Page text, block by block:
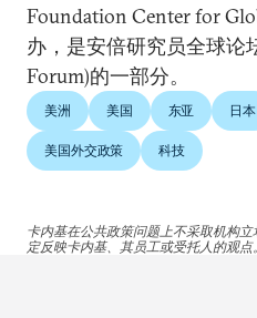
Foundation Center for
办，是安倍研究员全球论
Forum)的一部分。
美洲 美国 东亚 日本
美国外交政策 科技
卡内基在公共政策问题上不采取机构
定反映卡内基、其员工或受托人的观点。